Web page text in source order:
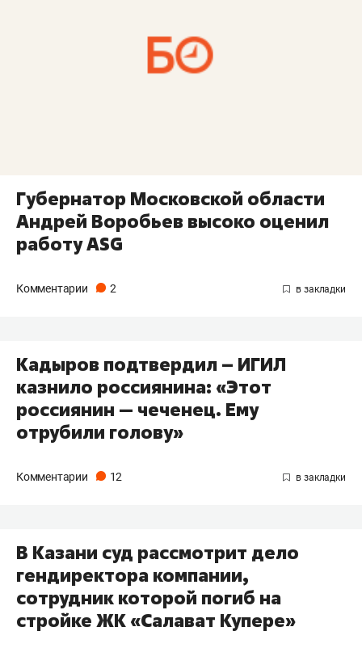
Губернатор Московской области
Андрей Воробьев высоко оценил
работу ASG
Комментарии 2
Кадыров подтвердил – ИГИЛ
казнило россиянина: «Этот
россиянин — чеченец. Ему
отрубили голову»
Комментарии 12
В Казани суд рассмотрит дело
гендиректора компании,
сотрудник которой погиб на
стройке ЖК «Салават Купере»